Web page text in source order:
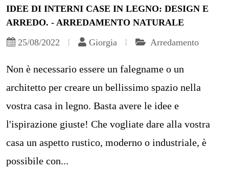
IDEE DI INTERNI CASE IN LEGNO: DESIGN E
ARREDO. - ARREDAMENTO NATURALE
25/08/2022
Giorgia Arredamento
Non è necessario essere un falegname o un
architetto per creare un bellissimo spazio nella
vostra casa in legno. Basta avere le idee e
l'ispirazione giuste! Che vogliate dare alla vostra
casa un aspetto rustico, moderno o industriale, è
possibile con...